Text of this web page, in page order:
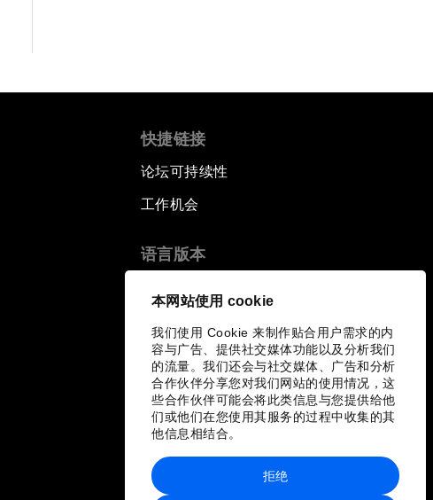
本网站使用 cookie
我们使用 Cookie 来制作贴合用户需求的内
容与广告、提供社交媒体功能以及分析我们
的流量。我们还会与社交媒体、广告和分析
合作伙伴分享您对我们网站的使用情况，这
些合作伙伴可能会将此类信息与您提供给他
们或他们在您使用其服务的过程中收集的其
他信息相结合。
拒绝
快捷链接
论坛可持续性
工作机会
语言版本